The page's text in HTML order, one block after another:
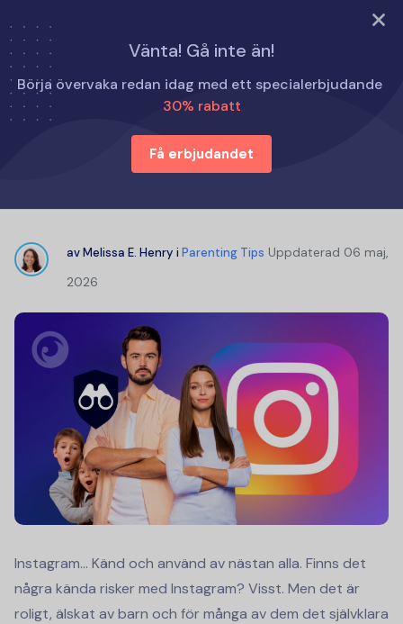
PROVA NU
Vänta! Gå inte än!
Börja övervaka redan idag med ett specialerbjudande
30% rabatt
Få erbjudandet
Hem
Tips för föräldrar
Vilka är farorna med Instagram för barn och vuxna?
Vilka är farorna med Instagram för
avMelissa E. Henry i Parenting Tips Uppdaterad 06 maj,
2026
Instagram… Känd och använd av nästan alla. Finns det
några kända risker med Instagram? Visst. Men det är
roligt, älskat av barn och för många av dem det självklara